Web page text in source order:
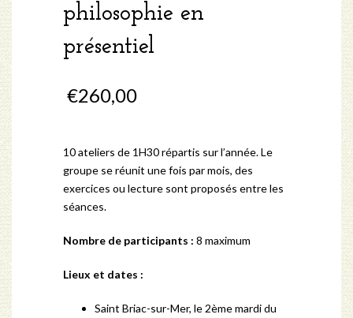
philosophie en
présentiel
€260,00
10 ateliers de 1H30 répartis sur l’année. Le
groupe se réunit une fois par mois, des
exercices ou lecture sont proposés entre les
séances.
Nombre de participants : 8 maximum
Lieux et dates :
Saint Briac-sur-Mer, le 2ème mardi du